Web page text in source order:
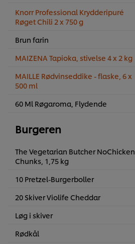
Knorr Professional Krydderipuré
Røget Chili 2 x 750 g
Brun farin
MAIZENA Tapioka, stivelse 4 x 2 kg
MAILLE Rødvinseddike - flaske, 6 x
500 ml
60 Ml Røgaroma, Flydende
Burgeren
The Vegetarian Butcher NoChicken
Chunks, 1,75 kg
10 Pretzel-Burgerboller
20 Skiver Violife Cheddar
Løg i skiver
Rødkål